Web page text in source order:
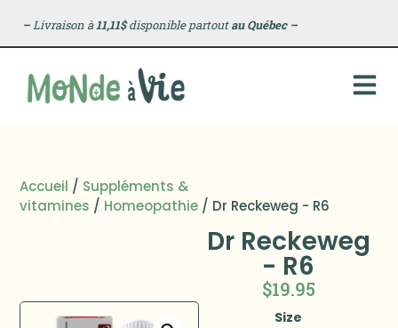
–Livraison à11,11$disponible partoutau Québec –
Accueil / Suppléments &
vitamines / Homeopathie / Dr Reckeweg - R6
Dr Reckeweg
- R6
$19.95
Size